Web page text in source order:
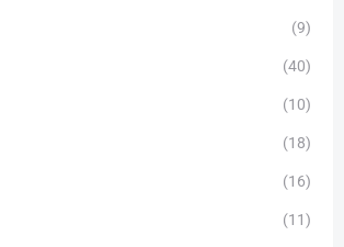
(9)
(40)
(10)
(18)
(16)
(11)